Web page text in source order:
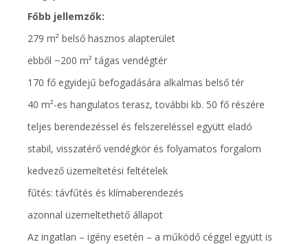
Főbb jellemzők:
279 m² belső hasznos alapterület
ebből ~200 m² tágas vendégtér
170 fő egyidejű befogadására alkalmas belső tér
40 m²-es hangulatos terasz, további kb. 50 fő részére
teljes berendezéssel és felszereléssel együtt eladó
stabil, visszatérő vendégkör és folyamatos forgalom
kedvező üzemeltetési feltételek
fűtés: távfűtés és klímaberendezés
azonnal üzemeltethető állapot
Az ingatlan – igény esetén – a működő céggel együtt is